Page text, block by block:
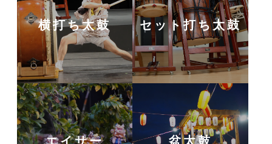
横打ち太鼓 セット打ち太鼓
エイサー 盆太鼓